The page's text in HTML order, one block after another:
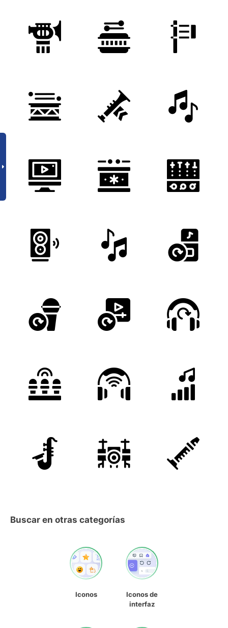
Buscar en otras categorías
Iconos
Iconos de
interfaz